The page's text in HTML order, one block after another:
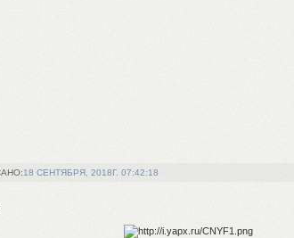
18 СЕНТЯБРЯ, 2018Г. 07:42:18